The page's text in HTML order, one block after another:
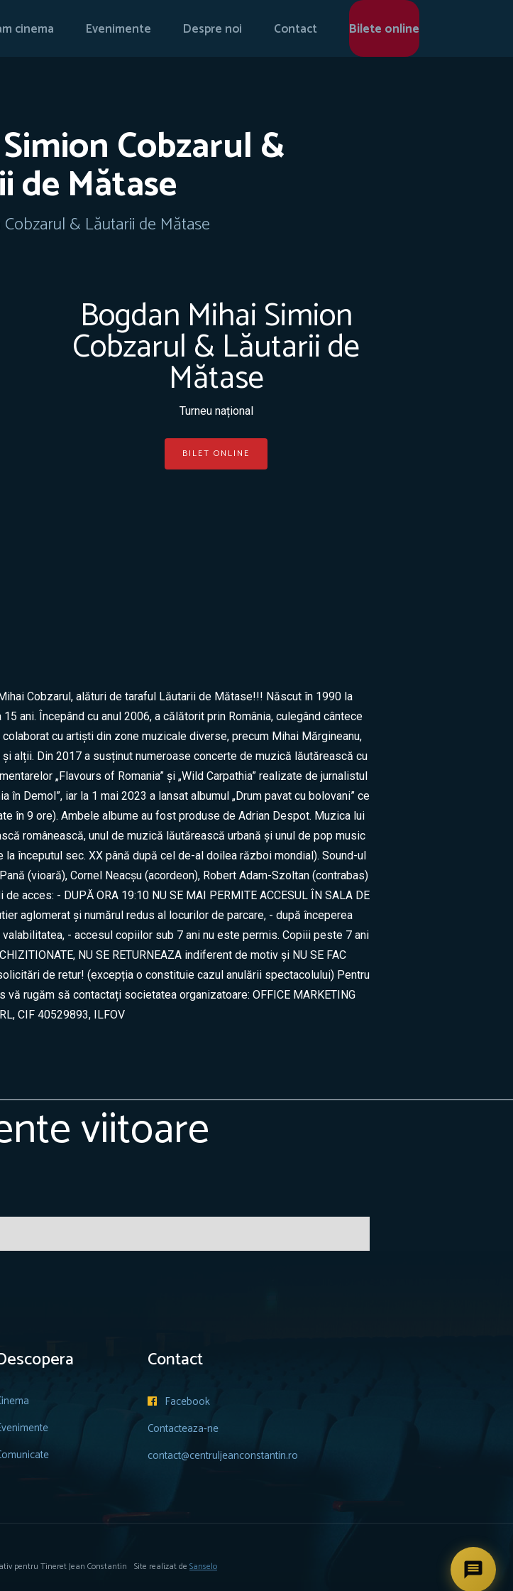
cinema Evenimente Despre noi Contact Bilete online
Cobzarul &
de Mătase
& Lăutarii de Mătase
Bogdan Mihai Simion
Cobzarul & Lăutarii de
Mătase
Turneu național
BILET ONLINE
Cobzarul, alături de taraful Lăutarii de Mătase!!! Născut în 1990 la
ani. Începând cu anul 2006, a călătorit prin România, culegând cântece
cu artiști din zone muzicale diverse, precum Mihai Mărgineanu,
alții. Din 2017 a susținut numeroase concerte de muzică lăutărească cu
„Flavours of Romania” și „Wild Carpathia” realizate de jurnalistul
în Demol”, iar la 1 mai 2023 a lansat albumul „Drum pavat cu bolovani” ce
în 9 ore). Ambele albume au fost produse de Adrian Despot. Muzica lui
românească, unul de muzică lăutărească urbană şi unul de pop music
începutul sec. XX până după cel de-al doilea război mondial). Sound-ul
(vioară), Cornel Neacșu (acordeon), Robert Adam-Szoltan (contrabas)
acces: - DUPĂ ORA 19:10 NU SE MAI PERMITE ACCESUL ÎN SALA DE
aglomerat și numărul redus al locurilor de parcare, - după începerea
- accesul copiilor sub 7 ani nu este permis. Copiii peste 7 ani
NU SE RETURNEAZA indiferent de motiv și NU SE FAC
de retur! (excepția o constituie cazul anulării spectacolului) Pentru
rugăm să contactați societatea organizatoare: OFFICE MARKETING
CIF 40529893, ILFOV
viitoare
Contact

Facebook
Contacteaza-ne
contact@centruljeanconstantin.ro
pentru Tineret Jean Constantin Site realizat de Sanselo